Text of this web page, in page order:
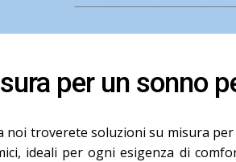
per un sonno
noi troverete soluzioni su misura
ideali per ogni esigenza di